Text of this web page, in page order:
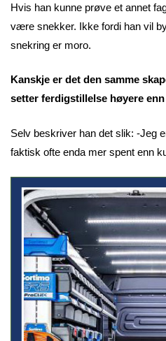
Hvis han kunne prøve et annet
være snekker. Ikke fordi han vil
snekring er moro.
Kanskje er det den samme
setter ferdigstillelse høyere
Selv beskriver han det slik: -Jeg
faktisk ofte enda mer spent enn